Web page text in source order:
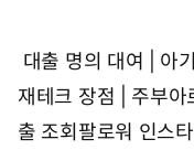
대출 명의 대여 | 아
재테크 장점 | 주부아
출 조회팔로워 인스